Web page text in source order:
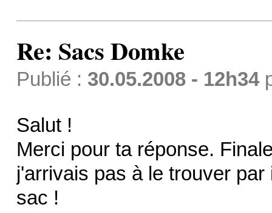
Re: Sacs Domke
Publié : 30.05.2008 - 12h34
Salut !
Merci pour ta réponse.
j'arrivais pas à le trouver
sac !